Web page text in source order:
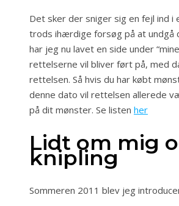
Det sker der sniger sig en fejl ind i
trods ihærdige forsøg på at undgå
har jeg nu lavet en side under
rettelserne vil bliver ført på, med
rettelsen. Så hvis du har købt
denne dato vil rettelsen allerede
på dit mønster. Se listen her
Lidt om mig
knipling
Sommeren 2011 blev jeg